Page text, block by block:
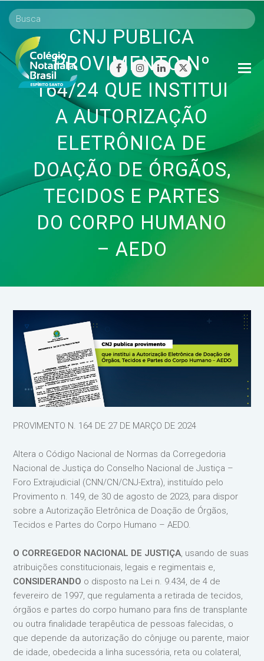
facebookinstagram
linkedintwitter
CNJ PUBLICA
PROVIMENTO Nº
164/24 QUE INSTITUI
A AUTORIZAÇÃO
ELETRÔNICA DE
DOAÇÃO DE ÓRGÃOS,
TECIDOS E PARTES
DO CORPO HUMANO
– AEDO
PROVIMENTO N. 164 DE 27 DE MARÇO DE 2024
Altera o Código Nacional de Normas da Corregedoria
Nacional de Justiça do Conselho Nacional de Justiça –
Foro Extrajudicial (CNN/CN/CNJ-Extra), instituído pelo
Provimento n. 149, de 30 de agosto de 2023, para dispor
sobre a Autorização Eletrônica de Doação de Órgãos,
Tecidos e Partes do Corpo Humano – AEDO.
O CORREGEDOR NACIONAL DE JUSTIÇA, usando de suas
atribuições constitucionais, legais e regimentais e,
CONSIDERANDO o disposto na Lei n. 9.434, de 4 de
fevereiro de 1997, que regulamenta a retirada de tecidos,
órgãos e partes do corpo humano para fins de transplante
ou outra finalidade terapêutica de pessoas falecidas, o
que depende da autorização do cônjuge ou parente, maior
de idade, obedecida a linha sucessória, reta ou colateral,